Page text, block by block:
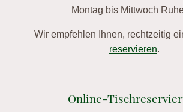
Montag bis Mittwoch
Wir empfehlen Ihnen, rechtzeitig
reservieren.
Online-